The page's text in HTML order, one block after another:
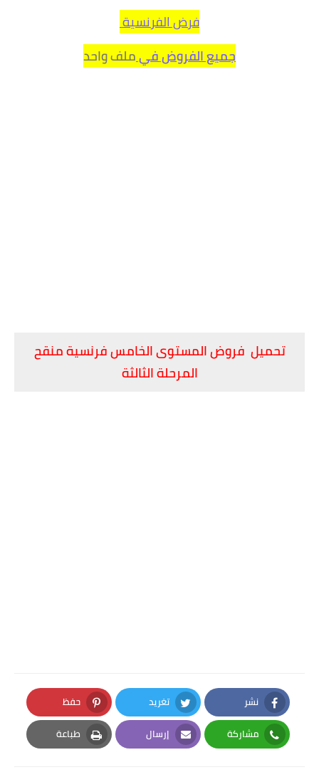
فرض الفرنسية
جميع الفروض فيملف واحد
تحميل فروض المستوى الخامس فرنسية منقح
المرحلة الثالثة
نشر
Facebook
تغريد
Twitter
حفظ
Pinterest
مشاركة
Whatsapp
إرسال
Email
طباعة
Print